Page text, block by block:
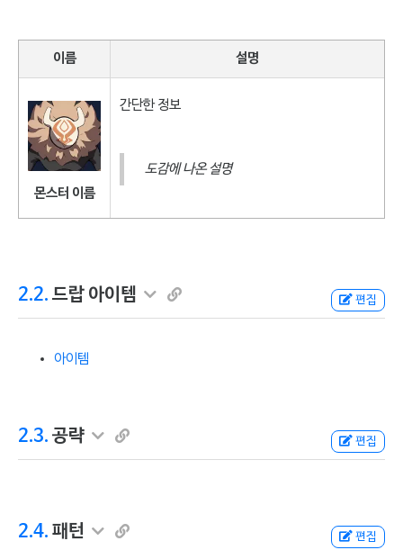
이름 설명
몬스터 이름
간단한 정보
도감에 나온 설명
2.2. 드랍 아이템 편집
아이템
2.3. 공략 편집
2.4. 패턴 편집